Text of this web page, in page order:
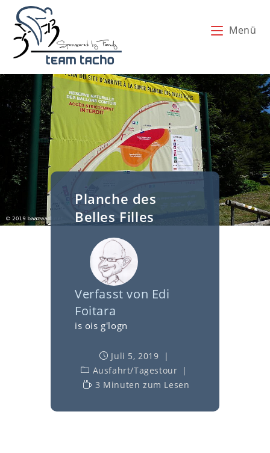
Inhalt
springen
Menü
Planche des
Belles Filles
Verfasst von Edi
Foitara
is ois g'logn
Juli 5, 2019
Ausfahrt/Tagestour
3 Minuten zum Lesen